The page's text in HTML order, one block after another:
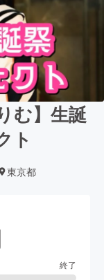
む】生誕
ト
東京都
終了